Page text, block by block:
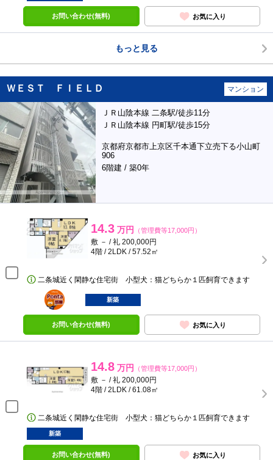
お問い合わせ(無料) お気に入り
もっと見る
ＷＥＳＴ ＦＩＥＬＤ マンション
ＪＲ山陰本線 二条駅/徒歩11分
ＪＲ山陰本線 円町駅/徒歩15分
京都府京都市上京区千本通下立売下る小山町
906
6階建 / 築0年
14.3 万円 （管理費等17,000円）
敷 － / 礼 200,000円
4階 / 2LDK / 57.52㎡
二条城近く閑静な住宅街 小型犬：猫どちらか１匹飼育できます
ポンタ
部屋
新築
お問い合わせ(無料) お気に入り
14.8 万円 （管理費等17,000円）
敷 － / 礼 200,000円
4階 / 2LDK / 61.08㎡
二条城近く閑静な住宅街 小型犬：猫どちらか１匹飼育できます
新築
お問い合わせ(無料) お気に入り